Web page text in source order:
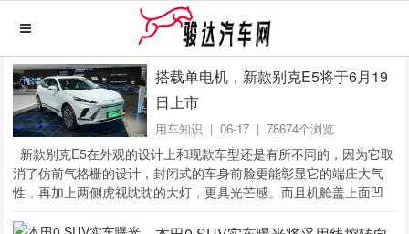
搭载单电机，新款别克E5将于6月19
日上市
用车知识 | 06-17 | 78674个浏览
新款别克E5在外观的设计上和现款车型还是有所不同的，因为它取
消了仿前气格栅的设计，封闭式的车身前脸更能彰显它的端庄大气
性，再加上两侧虎视眈眈的大灯，更具光芒感。而且机舱盖上面凹